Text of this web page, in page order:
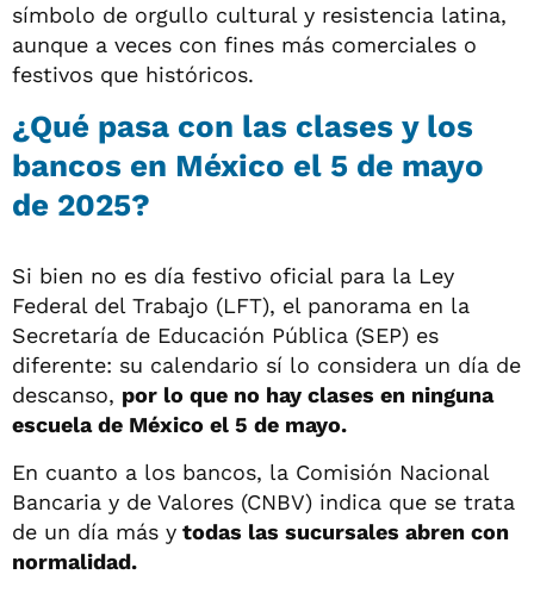
símbolo de orgullo cultural y resistencia latina,
aunque a veces con fines más comerciales o
festivos que históricos.
¿Qué pasa con las clases y los
bancos en México el 5 de mayo
de 2025?
Si bien no es día festivo oficial para la Ley
Federal del Trabajo (LFT), el panorama en la
Secretaría de Educación Pública (SEP) es
diferente: su calendario sí lo considera un día de
descanso, por lo que no hay clases en ninguna
escuela de México el 5 de mayo.
En cuanto a los bancos, la Comisión Nacional
Bancaria y de Valores (CNBV) indica que se trata
de un día más y todas las sucursales abren con
normalidad.